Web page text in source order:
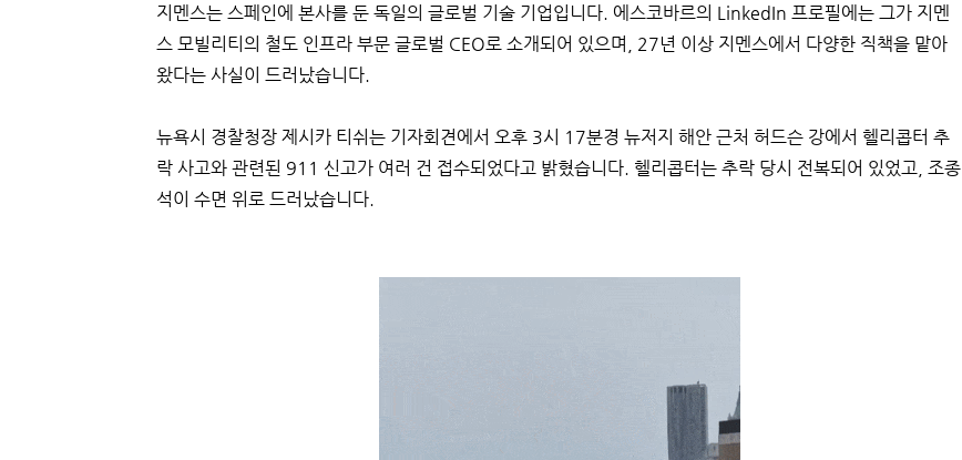
지멘스는 스페인에 본사를 둔 독일의 글로벌 기술 기업입니다. 에스코바르의 LinkedIn 프로필에는 그가 지멘
스 모빌리티의 철도 인프라 부문 글로벌 CEO로 소개되어 있으며, 27년 이상 지멘스에서 다양한 직책을 맡아
왔다는 사실이 드러났습니다.
뉴욕시 경찰청장 제시카 티쉬는 기자회견에서 오후 3시 17분경 뉴저지 해안 근처 허드슨 강에서 헬리콥터 추
락 사고와 관련된 911 신고가 여러 건 접수되었다고 밝혔습니다. 헬리콥터는 추락 당시 전복되어 있었고, 조종
석이 수면 위로 드러났습니다.